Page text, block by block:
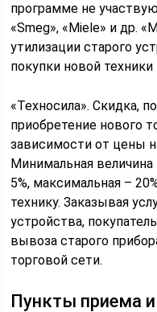
программе не
«Smeg», «Miele» и др.
утилизации старого
покупки новой техники
«Техносила». Скидка,
приобретение нового
зависимости от цены
Минимальная величина
5%, максимальная –
технику. Заказывая
устройства,
вывоза старого
торговой сети.
Пункты приема